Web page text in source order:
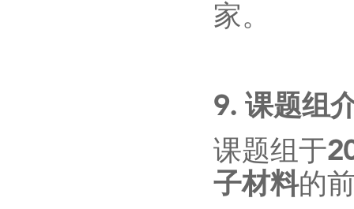
家。
9. 课题组
课题组于
子材料的